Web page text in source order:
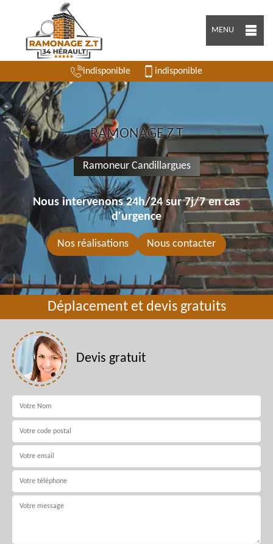
MENU
indisponible indisponible
RAMONAGE Z.T
Ramoneur Candillargues
Nous intervenons 24h/24 sur 7j/7 en cas
d'urgence
Nos réalisations Nous contacter
Déplacement et devis gratuits
Devis gratuit